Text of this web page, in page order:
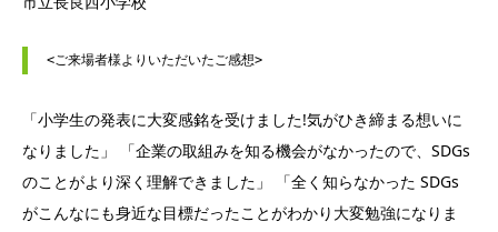
「小学生の発表に大変感銘を受けました!気がひき締まる想いに
なりました」 「企業の取組みを知る機会がなかったので、SDGs
のことがより深く理解できました」 「全く知らなかった SDGs
がこんなにも身近な目標だったことがわかり大変勉強になりま